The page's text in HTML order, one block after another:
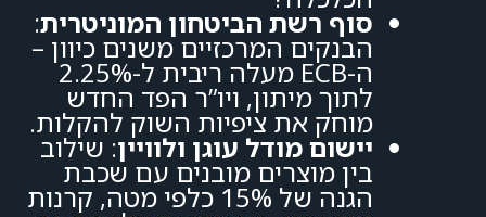
סוף רשת הביטחון המוניטרית:
הבנקים המרכזיים משנים כיוון –
ה-ECB מעלה ריבית ל-2.25%
לתוך מיתון, ויו”ר הפד החדש
מוחק את ציפיות השוק להקלות.
יישום מודל עוגן ולוויין: שילוב
בין מוצרים מובנים עם שכבת
הגנה של 15% כלפי מטה, קרנות